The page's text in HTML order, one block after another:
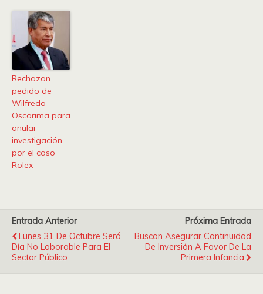
Rechazan
pedido de
Wilfredo
Oscorima para
anular
investigación
por el caso
Rolex
Entrada Anterior
Lunes 31 De Octubre Será
Día No Laborable Para El
Sector Público
Próxima Entrada
Buscan Asegurar Continuidad
De Inversión A Favor De La
Primera Infancia